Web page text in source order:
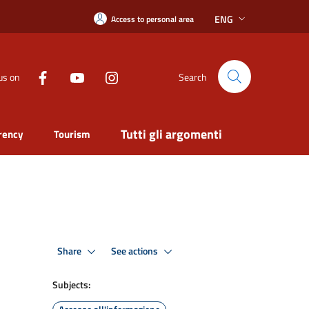
Access to personal area ENG
on Search
Tourism Tutti gli argomenti
Share See actions
Subjects: